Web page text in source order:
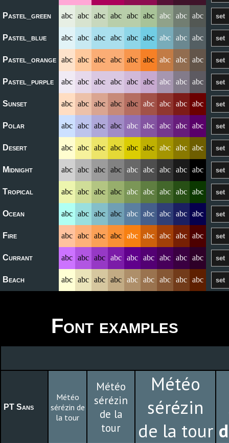
Pastel_green abc abc abc abc abc abc abc abc abc
Pastel_blue abc abc abc abc abc abc abc abc abc
Pastel_orange abc abc abc abc abc abc abc abc abc
Pastel_purple abc abc abc abc abc abc abc abc abc
Sunset abc abc abc abc abc abc abc abc abc
Polar abc abc abc abc abc abc abc abc abc
Desert abc abc abc abc abc abc abc abc abc
Midnight abc abc abc abc abc abc abc abc abc
Tropical abc abc abc abc abc abc abc abc abc
Ocean abc abc abc abc abc abc abc abc abc
Fire abc abc abc abc abc abc abc abc abc
Currant abc abc abc abc abc abc abc abc abc
Beach abc abc abc abc abc abc abc abc abc
Font examples
PT Sans
Météo
sérézin de
la tour
Météo
sérézin
de la
tour
Météo
sérézin
de la tour